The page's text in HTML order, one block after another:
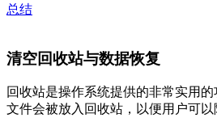
总结
清空回收站与数据恢复
回收站是操作系统提供的非常实用
文件会被放入回收站，以便用户可